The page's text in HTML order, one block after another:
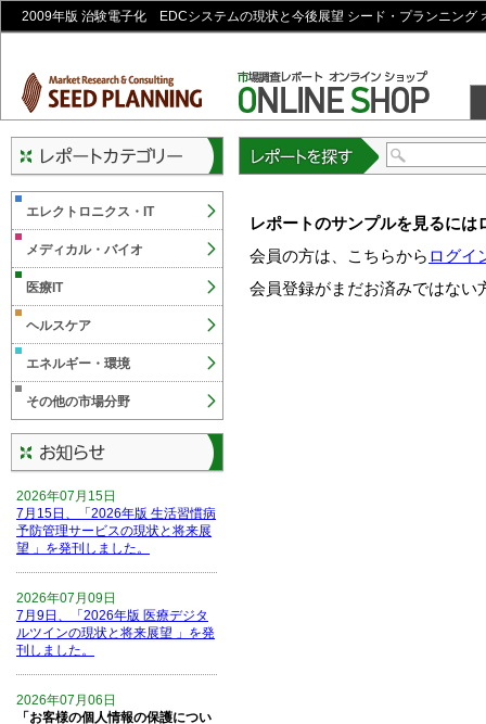
2009年版 治験電子化 EDCシステムの現状と今後展望 シード・プランニング
レポートのサンプルを見るには
会員の方は、こちらから ログイ
会員登録がまだお済みではない
エレクトロニクス・IT
メディカル・バイオ
医療IT
ヘルスケア
エネルギー・環境
その他の市場分野
2026年07月15日
7月15日、「2026年版 生活習慣病
予防管理サービスの現状と将来展
望 」を発刊しました。
2026年07月09日
7月9日、「2026年版 医療デジタ
ルツインの現状と将来展望 」を発
刊しました。
2026年07月06日
「お客様の個人情報の保護につい